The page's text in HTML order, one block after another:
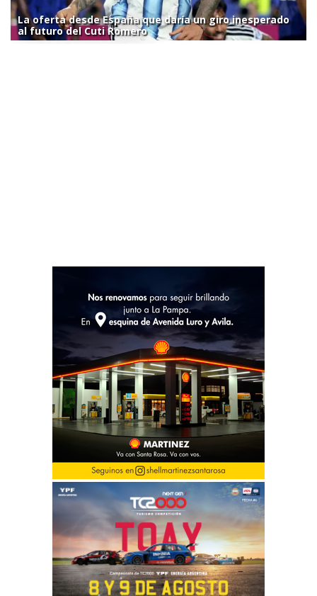
La oferta desde España que daría un giro inesperado
al futuro del Cuti Romero